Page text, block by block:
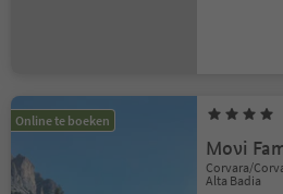
Online te boeken
Movi
Corvara/
Alta Badia